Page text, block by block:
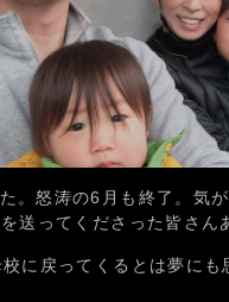
。怒涛の6月も終了。気
送ってくださった皆さん
に戻ってくるとは夢に